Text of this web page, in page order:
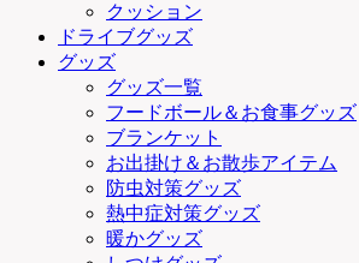
クッション
ドライブグッズ
グッズ
グッズ一覧
フードボール＆お食事グッズ
ブランケット
お出掛け＆お散歩アイテム
防虫対策グッズ
熱中症対策グッズ
暖かグッズ